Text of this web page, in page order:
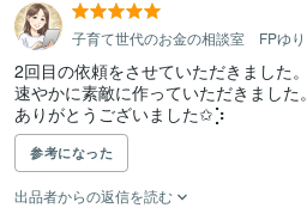
子育て世代のお金の相談室 FPゆり
2回目の依頼をさせていただきました。
速やかに素敵に作っていただきました。
ありがとうございました✩︎⡱
参考になった
出品者からの返信を読む